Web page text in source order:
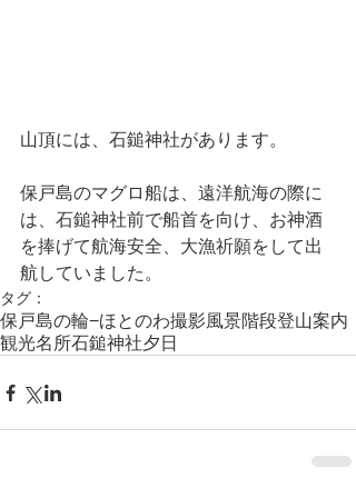
山頂には、石鎚神社があります。
保戸島のマグロ船は、遠洋航海の際に
は、石鎚神社前で船首を向け、お神酒
を捧げて航海安全、大漁祈願をして出
航していました。
タグ：
保戸島の輪−ほとのわ撮影風景階段登山案内
観光名所石鎚神社夕日